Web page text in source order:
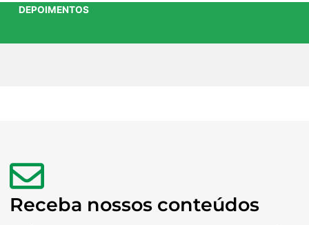
DEPOIMENTOS
Receba nossos conteúdos